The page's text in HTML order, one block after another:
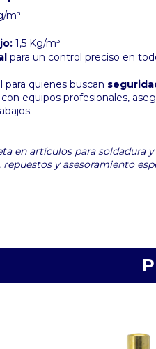
m³
1,5 Kg/m³
para un control preciso en
quienes buscan
equipos profesionales,
en artículos para soldadura
y asesoramiento